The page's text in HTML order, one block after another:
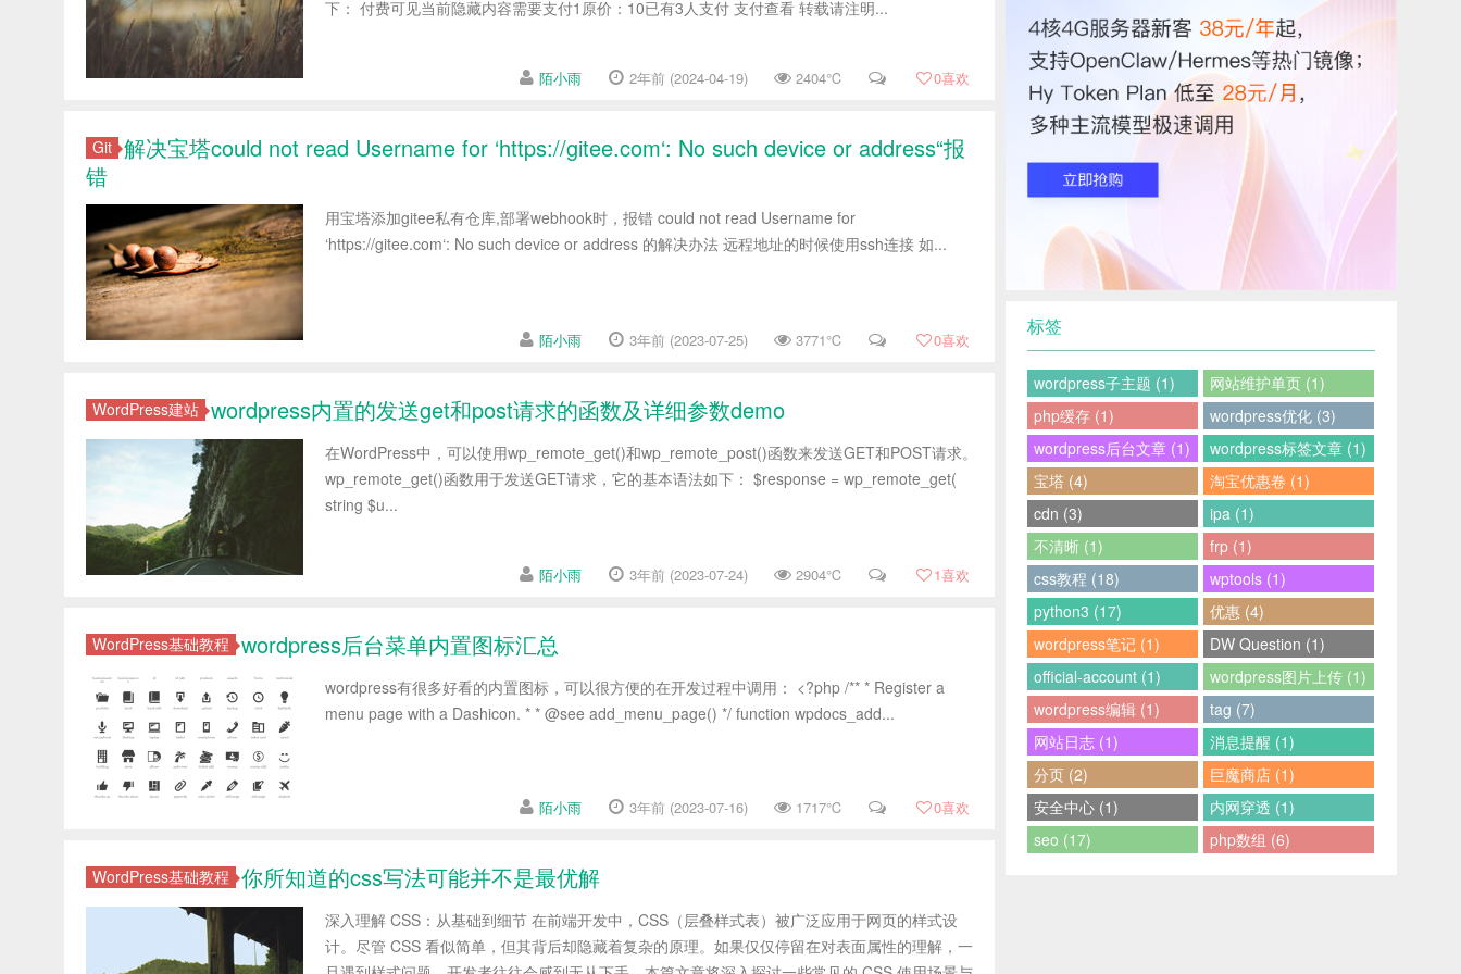
下： 付费可见当前隐藏内容需要支付1原价：10已有3人支付 支付查看 转载请注明...
陌小雨 2年前 (2024-04-19) 2404℃ 0喜欢
Git 解决宝塔could not read Username for ‘https://gitee.com‘: No such device or address“报
错
用宝塔添加gitee私有仓库,部署webhook时，报错 could not read Username for
‘https://gitee.com‘: No such device or address 的解决办法 远程地址的时候使用ssh连接 如...
陌小雨 3年前 (2023-07-25) 3771℃ 0喜欢
WordPress建站 wordpress内置的发送get和post请求的函数及详细参数demo
在WordPress中，可以使用wp_remote_get()和wp_remote_post()函数来发送GET和POST请求。
wp_remote_get()函数用于发送GET请求，它的基本语法如下： $response = wp_remote_get(
string $u...
陌小雨 3年前 (2023-07-24) 2904℃ 1喜欢
WordPress基础教程 wordpress后台菜单内置图标汇总
wordpress有很多好看的内置图标，可以很方便的在开发过程中调用： <?php /** * Register a
menu page with a Dashicon. * * @see add_menu_page() */ function wpdocs_add...
陌小雨 3年前 (2023-07-16) 1717℃ 0喜欢
WordPress基础教程 你所知道的css写法可能并不是最优解
深入理解 CSS：从基础到细节 在前端开发中，CSS（层叠样式表）被广泛应用于网页的样式设
计。尽管 CSS 看似简单，但其背后却隐藏着复杂的原理。如果仅仅停留在对表面属性的理解，一
标签
wordpress子主题 (1)
网站维护单页 (1)
php缓存 (1)
wordpress优化 (3)
wordpress后台文章 (1)
wordpress标签文章 (1)
宝塔 (4)
淘宝优惠卷 (1)
cdn (3)
ipa (1)
不清晰 (1)
frp (1)
css教程 (18)
wptools (1)
python3 (17)
优惠 (4)
wordpress笔记 (1)
DW Question (1)
official-account (1)
wordpress图片上传 (1)
wordpress编辑 (1)
tag (7)
网站日志 (1)
消息提醒 (1)
分页 (2)
巨魔商店 (1)
安全中心 (1)
内网穿透 (1)
seo (17)
php数组 (6)